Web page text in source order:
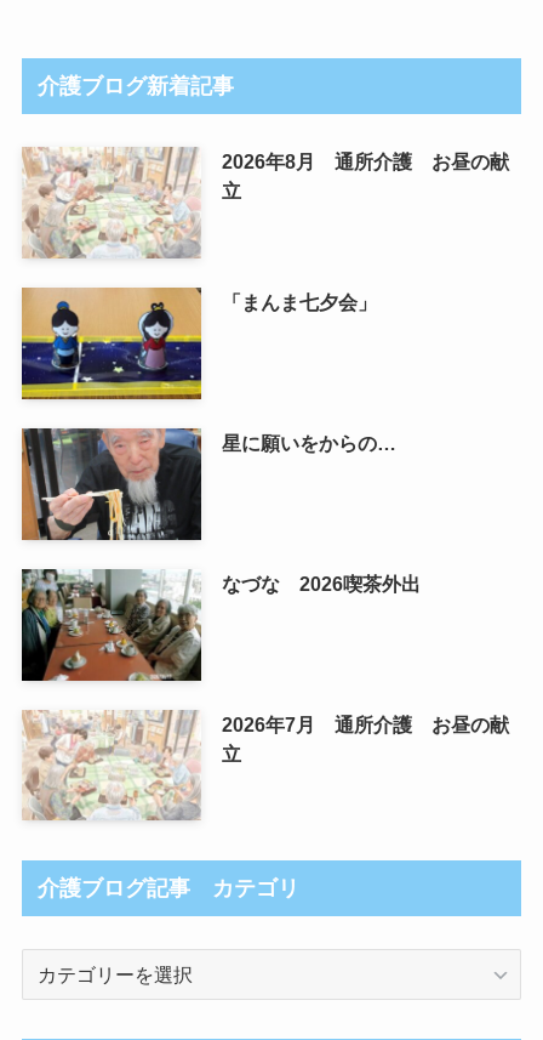
介護ブログ新着記事
2026年8月 通所介護 お昼の献
立
「まんま七夕会」
星に願いをからの…
なづな 2026喫茶外出
2026年7月 通所介護 お昼の献
立
介護ブログ記事 カテゴリ